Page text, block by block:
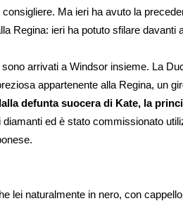
Ma ieri ha avuto la
Regina: ieri ha potuto sfilare davanti
arrivati a Windsor insieme. La
appartenente alla Regina, un
defunta suocera di Kate, la
ed è stato commissionato
lei naturalmente in nero, con